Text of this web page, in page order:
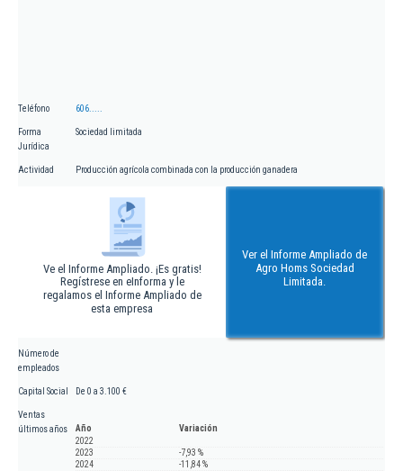
Teléfono 606.....
Forma
Jurídica
Sociedad limitada
Actividad Producción agrícola combinada con la producción ganadera
Ve el Informe Ampliado. ¡Es gratis!
Regístrese en eInforma y le
regalamos el Informe Ampliado de
esta empresa
Ver el Informe Ampliado de
Agro Homs Sociedad
Limitada.
Número de
empleados
Capital Social De 0 a 3.100 €
Ventas
últimos años
Año
Variación
2022
2023
-7,93 %
2024
-11,84 %